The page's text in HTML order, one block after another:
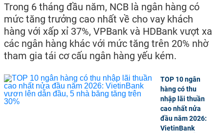
Trong 6 tháng đầu năm, NCB là ngân hàng có
mức tăng trưởng cao nhất về cho vay khách
hàng với xấp xỉ 37%, VPBank và HDBank vượt xa
các ngân hàng khác với mức tăng trên 20% nhờ
tham gia tái cơ cấu ngân hàng yếu kém.
TOP 10 ngân
hàng có thu
nhập lãi thuần
cao nhất nửa
đầu năm 2026:
VietinBank